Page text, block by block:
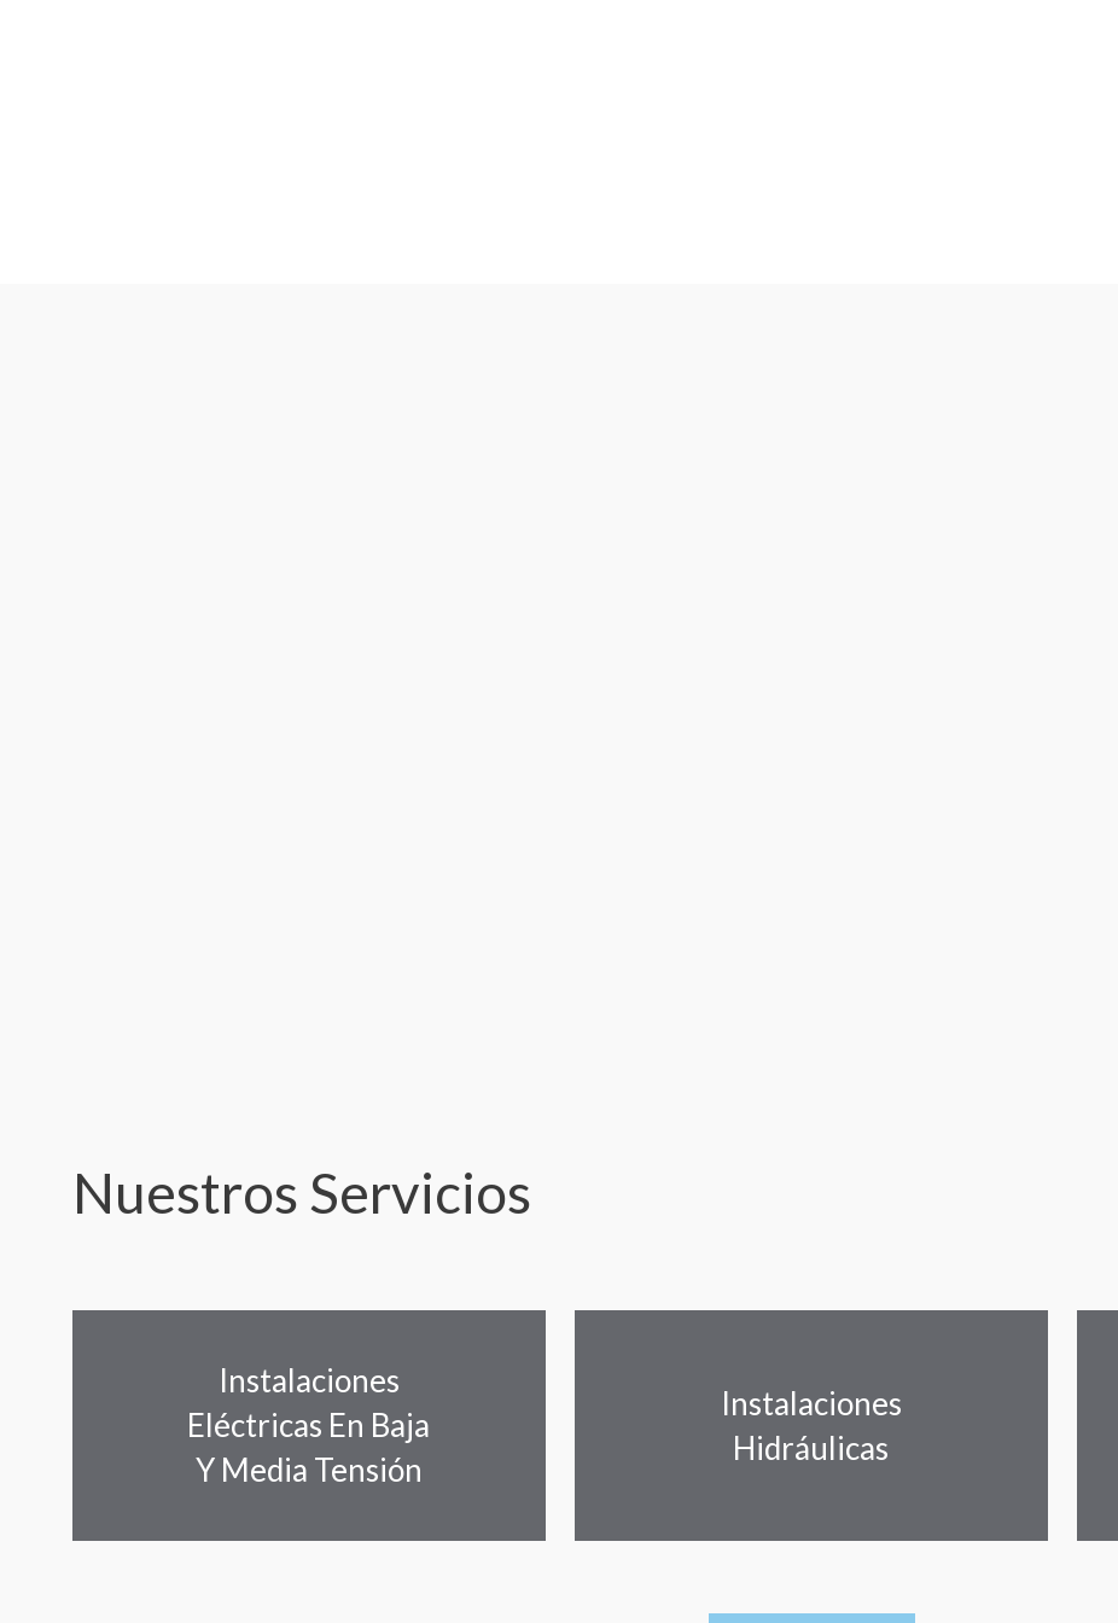
Nuestros Servicios
Instalaciones
Eléctricas En Baja
Y Media Tensión
Instalaciones
Hidráulicas